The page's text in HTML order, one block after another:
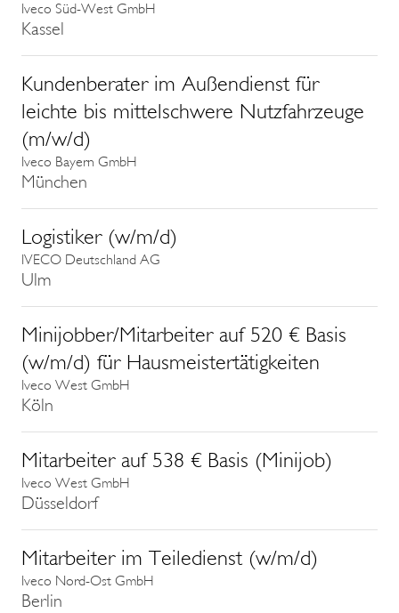
Iveco Süd-West GmbH
Kassel
Kundenberater im Außendienst für
leichte bis mittelschwere Nutzfahrzeuge
(m/w/d)
Iveco Bayern GmbH
München
Logistiker (w/m/d)
IVECO Deutschland AG
Ulm
Minijobber/Mitarbeiter auf 520 € Basis
(w/m/d) für Hausmeistertätigkeiten
Iveco West GmbH
Köln
Mitarbeiter auf 538 € Basis (Minijob)
Iveco West GmbH
Düsseldorf
Mitarbeiter im Teiledienst (w/m/d)
Iveco Nord-Ost GmbH
Berlin